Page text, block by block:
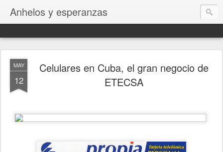
Anhelos y esperanzas
MAY
12
Celulares en Cuba, el gran negocio de
ETECSA